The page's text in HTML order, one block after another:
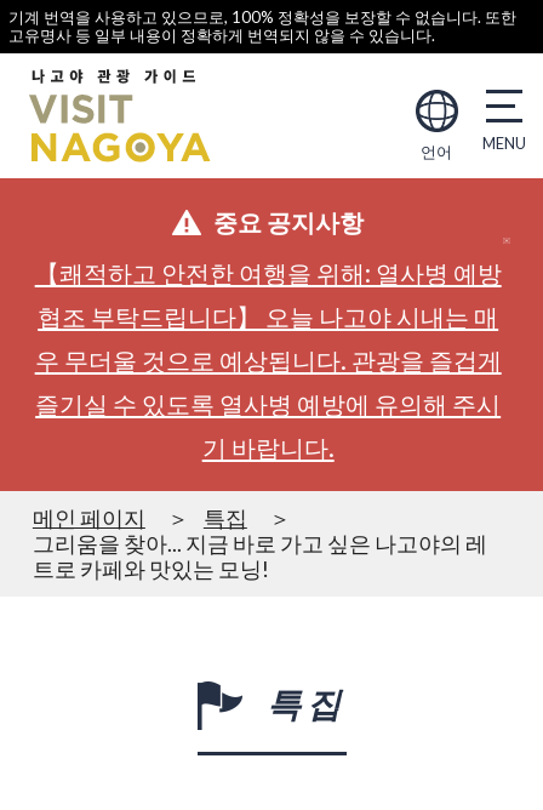
기계 번역을 사용하고 있으므로, 100% 정확성을 보장할 수 없습니다. 또한
고유명사 등 일부 내용이 정확하게 번역되지 않을 수 있습니다.
언어
중요 공지사항
【쾌적하고 안전한 여행을 위해: 열사병 예방
협조 부탁드립니다】 오늘 나고야 시내는 매
우 무더울 것으로 예상됩니다. 관광을 즐겁게
즐기실 수 있도록 열사병 예방에 유의해 주시
기 바랍니다.
메인 페이지
특집
그리움을 찾아... 지금 바로 가고 싶은 나고야의 레
트로 카페와 맛있는 모닝!
특집